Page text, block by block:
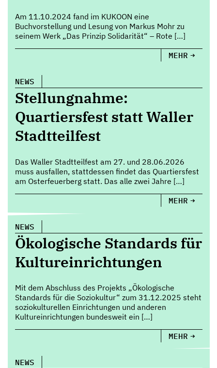
Am 11.10.2024 fand im KUKOON eine
Buchvorstellung und Lesung von Markus Mohr zu
seinem Werk „Das Prinzip Solidarität“ – Rote […]
MEHR
NEWS
Stellungnahme:
Quartiersfest statt Waller
Stadtteilfest
Das Waller Stadtteilfest am 27. und 28.06.2026
muss ausfallen, stattdessen findet das Quartiersfest
am Osterfeuerberg statt. Das alle zwei Jahre […]
MEHR
NEWS
Ökologische Standards für
Kultureinrichtungen
Mit dem Abschluss des Projekts „Ökologische
Standards für die Soziokultur“ zum 31.12.2025 steht
soziokulturellen Einrichtungen und anderen
Kultureinrichtungen bundesweit ein […]
MEHR
NEWS